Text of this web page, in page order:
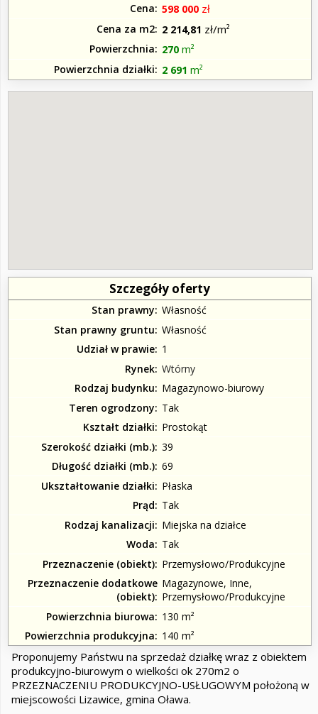
Cena 598 000 zł
Cena za m2 2 214,81 zł/m²
Powierzchnia 270 m²
Powierzchnia działki 2 691 m²
Szczegóły oferty
Stan prawny Własność
Stan prawny gruntu Własność
Udział w prawie 1
Rynek Wtórny
Rodzaj budynku
Magazynowo-biurowy
Teren ogrodzony
Tak
Kształt działki
Prostokąt
Szerokość działki (mb.) 39
Długość działki (mb.) 69
Ukształtowanie działki
Płaska
Prąd
Tak
Rodzaj kanalizacji
Miejska na działce
Woda
Tak
Przeznaczenie (obiekt) Przemysłowo/Produkcyjne
Przeznaczenie dodatkowe
(obiekt)
Magazynowe, Inne,
Przemysłowo/Produkcyjne
Powierzchnia biurowa
130 m²
Powierzchnia produkcyjna
140 m²
Proponujemy Państwu na sprzedaż działkę wraz z obiektem
produkcyjno-biurowym o wielkości ok 270m2 o
PRZEZNACZENIU PRODUKCYJNO-USŁUGOWYM położoną w
miejscowości Lizawice, gmina Oława.